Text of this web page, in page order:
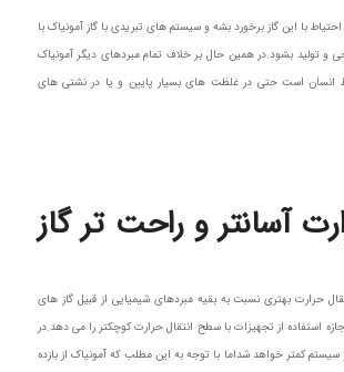
با این گاز برخورد بشه و سیستم های تبریدی با گاز آمونیاک با
و تولید بشود.در همین حال بر خلاف تمام مبردهای دیگر آمونیاک
انسان است حتی در غلظت های بسیار پایین و یا در نشتی های
آسانتر و راحت تر گاز
حرارت بهتری نسبت به بقیه مبردهای شیمیایی از قبیل گاز های
استفاده از تجهیزات با سطح انتقال حرارت کوچکتر را می دهد.در
کمتر خواهد شداما با توجه به این مطلب که آمونیاک از بازده